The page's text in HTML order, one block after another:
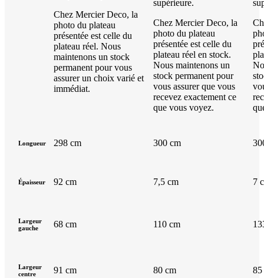
Chez Mercier Deco, la
photo du plateau
présentée est celle du
plateau réel. Nous
maintenons un stock
permanent pour vous
assurer un choix varié et
immédiat.
supérieure.
Chez Mercier Deco, la
photo du plateau
présentée est celle du
plateau réel en stock.
Nous maintenons un
stock permanent pour
vous assurer que vous
recevez exactement ce
que vous voyez.
Longueur 298 cm 300 cm
Épaisseur 92 cm 7,5 cm 7
Largeur
gauche
68 cm 110 cm
Largeur
centre
91 cm 80 cm 85